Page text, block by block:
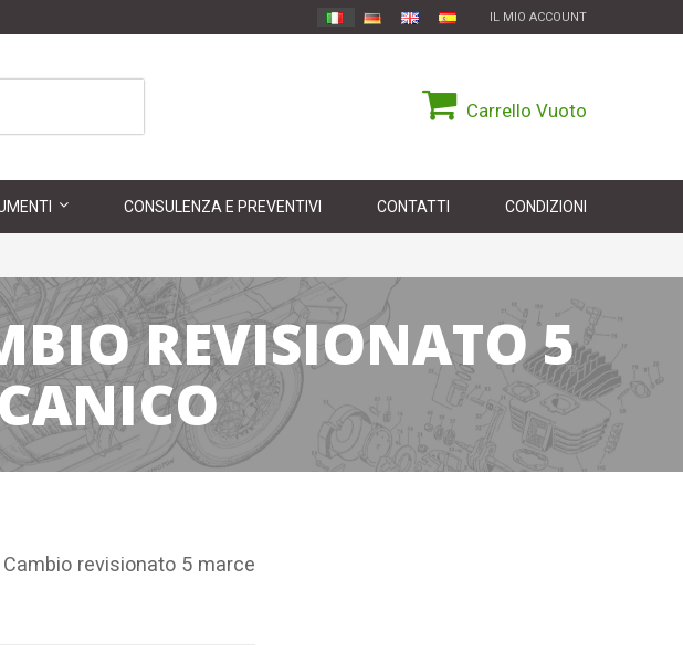
IL MIO ACCOUNT
Carrello Vuoto
CONSULENZA E PREVENTIVI CONTATTI CONDIZIONI
REVISIONATO 5
revisionato 5 marce